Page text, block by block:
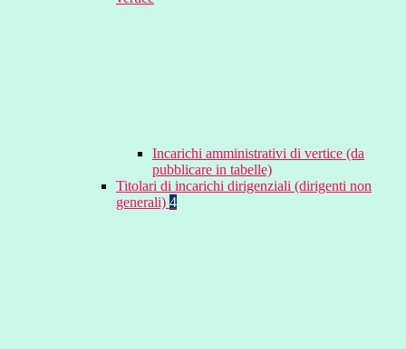
Incarichi amministrativi di vertice (da
pubblicare in tabelle)
Titolari di incarichi dirigenziali (dirigenti non
generali) 4